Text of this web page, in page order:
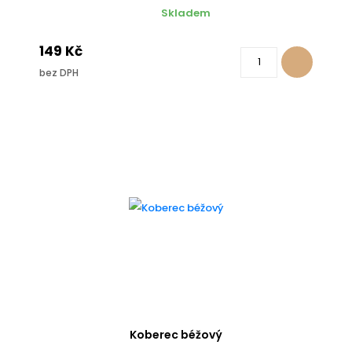
Skladem
149 Kč
bez DPH
Koberec béžový